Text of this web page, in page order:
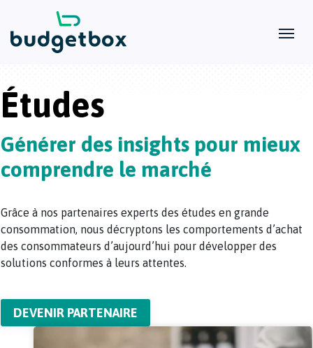
Études
Générer des insights pour mieux
comprendre le marché
Grâce à nos partenaires experts des études en grande
consommation, nous décryptons les comportements d’achat
des consommateurs d’aujourd’hui pour développer des
solutions conformes à leurs attentes.
DEVENIR PARTENAIRE